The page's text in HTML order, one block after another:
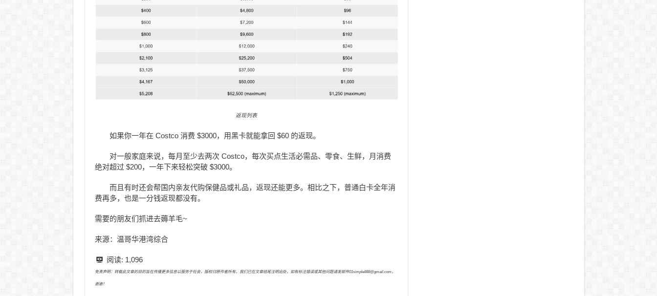
返现列表
如果你一年在 Costco 消费 $3000，用黑卡就能拿回 $60 的返现。
对一般家庭来说，每月至少去两次 Costco，每次买点生活必需品、零食、生鲜，月消费
绝对超过 $200，一年下来轻松突破 $3000。
而且有时还会帮国内亲友代购保健品或礼品，返现还能更多。相比之下，普通白卡全年消
费再多，也是一分钱返现都没有。
需要的朋友们抓进去薅羊毛~
来源：温哥华港湾综合
阅读: 1,096
免责声明：转载此文章的目的旨在传播更多信息以服务于社会，版权归原作者所有，我们已在文章结尾注明出处，如有标注错误或其他问题请发邮件01simple888@gmail.com，
谢谢！